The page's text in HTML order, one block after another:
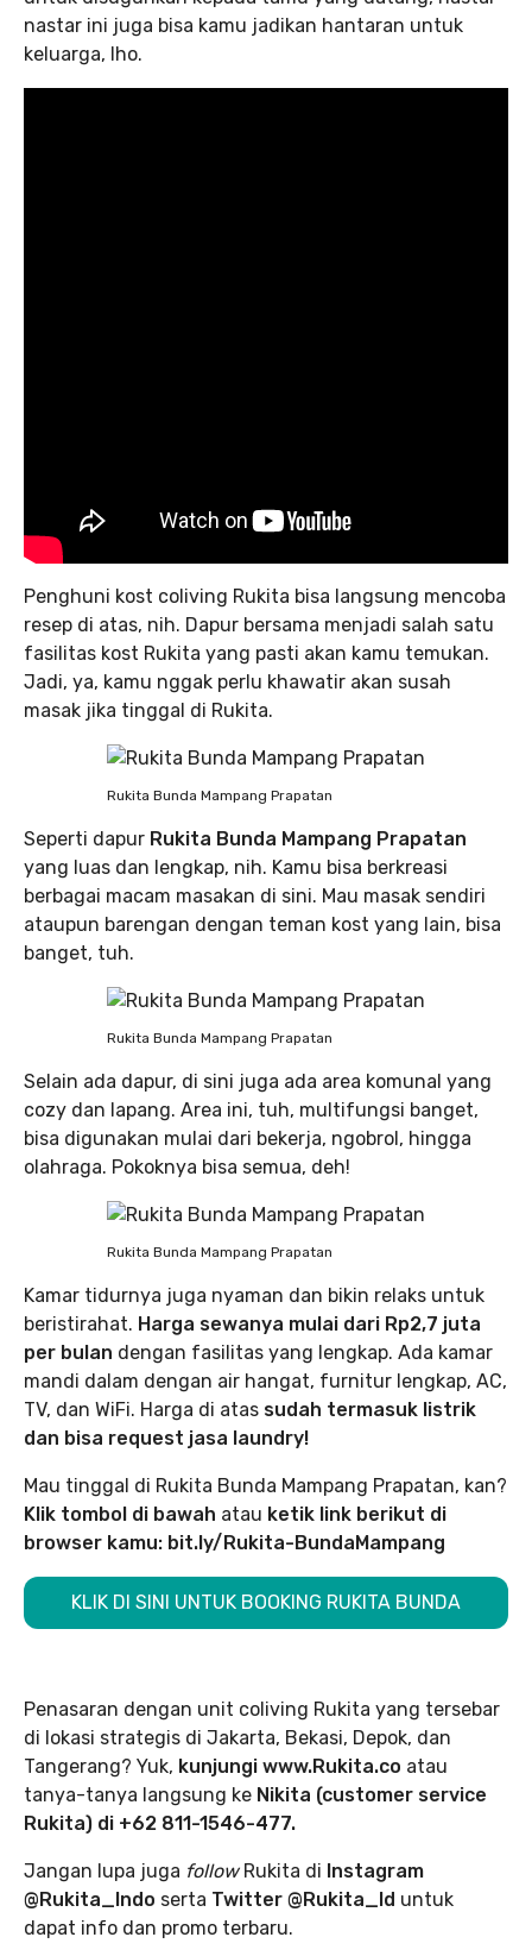
nastar ini juga bisa kamu jadikan hantaran untuk
keluarga, lho.
Penghuni kost coliving Rukita bisa langsung mencoba
resep di atas, nih. Dapur bersama menjadi salah satu
fasilitas kost Rukita yang pasti akan kamu temukan.
Jadi, ya, kamu nggak perlu khawatir akan susah
masak jika tinggal di Rukita.
Rukita Bunda Mampang Prapatan
Seperti dapur Rukita Bunda Mampang Prapatan
yang luas dan lengkap, nih. Kamu bisa berkreasi
berbagai macam masakan di sini. Mau masak sendiri
ataupun barengan dengan teman kost yang lain, bisa
banget, tuh.
Rukita Bunda Mampang Prapatan
Selain ada dapur, di sini juga ada area komunal yang
cozy dan lapang. Area ini, tuh, multifungsi banget,
bisa digunakan mulai dari bekerja, ngobrol, hingga
olahraga. Pokoknya bisa semua, deh!
Rukita Bunda Mampang Prapatan
Kamar tidurnya juga nyaman dan bikin relaks untuk
beristirahat. Harga sewanya mulai dari Rp2,7 juta
per bulan dengan fasilitas yang lengkap. Ada kamar
mandi dalam dengan air hangat, furnitur lengkap, AC,
TV, dan WiFi. Harga di atas sudah termasuk listrik
dan bisa request jasa laundry!
Mau tinggal di Rukita Bunda Mampang Prapatan, kan?
Klik tombol di bawah atau ketik link berikut di
browser kamu: bit.ly/Rukita-BundaMampang
KLIK DI SINI UNTUK BOOKING RUKITA BUNDA
Penasaran dengan unit coliving Rukita yang tersebar
di lokasi strategis di Jakarta, Bekasi, Depok, dan
Tangerang? Yuk, kunjungi www.Rukita.co atau
tanya-tanya langsung ke Nikita (customer service
Rukita) di +62 811-1546-477.
Jangan lupa juga followRukita di Instagram
@Rukita_Indo serta Twitter @Rukita_Id untuk
dapat info dan promo terbaru.